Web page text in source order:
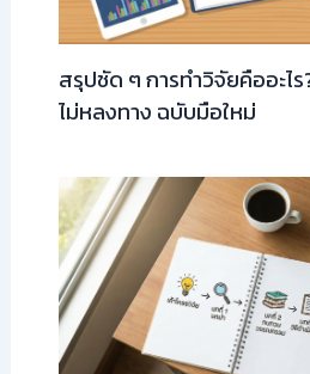
สรุปชัด ๆ การทำวิจัยคืออะไร
ไม่หลงทาง ฉบับมือใหม่